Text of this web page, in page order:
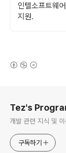
인텔소프트웨
지원.
Tez's
개발 관련 지식 및 이
구독하기